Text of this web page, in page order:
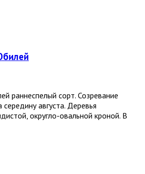
раннеспелый сорт. Созревание
августа. Деревья
округло-овальной кроной. В